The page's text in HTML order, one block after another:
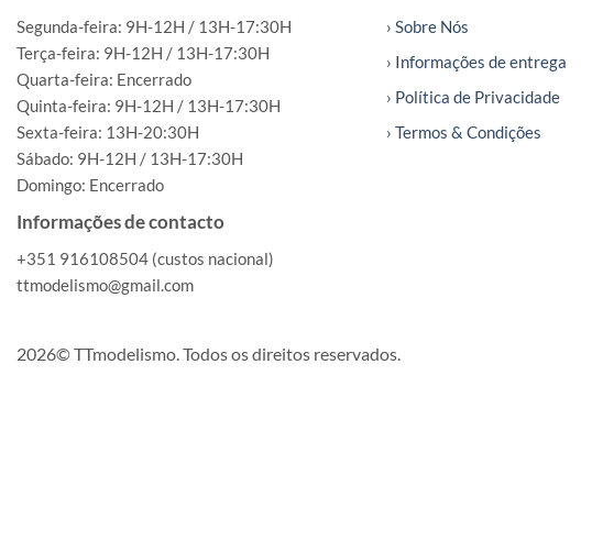
Segunda-feira: 9H-12H / 13H-17:30H
Terça-feira: 9H-12H / 13H-17:30H
Quarta-feira: Encerrado
Quinta-feira: 9H-12H / 13H-17:30H
Sexta-feira: 13H-20:30H
Sábado: 9H-12H / 13H-17:30H
Domingo: Encerrado
Informações de contacto
+351 916108504 (custos nacional)
ttmodelismo@gmail.com
› Sobre Nós
› Informações de entrega
› Política de Privacidade
› Termos & Condições
2026© TTmodelismo. Todos os direitos reservados.